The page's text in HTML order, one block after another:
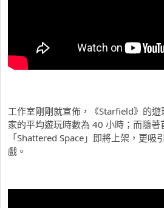
工作室剛剛就宣佈，《Starfield》的
家的平均遊玩時數為 40 小時；而隨著
「Shattered Space」即將上架，更吸
戲。